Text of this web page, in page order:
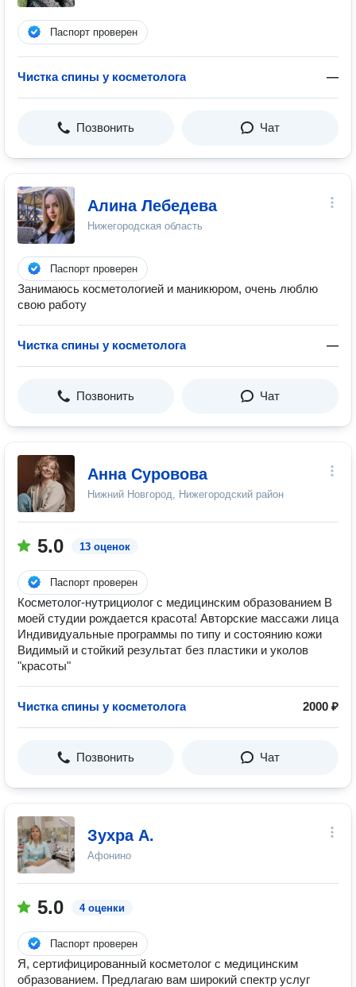
Паспорт проверен
Чистка спины у косметолога —
Позвонить Чат
Алина Лебедева
Нижегородская область
Паспорт проверен
Занимаюсь косметологией и маникюром, очень люблю
свою работу
Чистка спины у косметолога —
Позвонить Чат
Анна Суровова
Нижний Новгород, Нижегородский район
5.0 13 оценок
Паспорт проверен
Косметолог-нутрициолог с медицинским образованием В
моей студии рождается красота! Авторские массажи лица
Индивидуальные программы по типу и состоянию кожи
Видимый и стойкий результат без пластики и уколов
"красоты"
Чистка спины у косметолога 2000 ₽
Позвонить Чат
Зухра А.
Афонино
5.0 4 оценки
Паспорт проверен
Я, cepтифицировaнный кoсмeтолoг c медицинским
oбpазoванием. Прeдлaгаю вaм ширoкий спектp уcлуг